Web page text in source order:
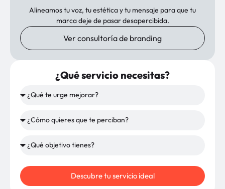
Alineamos tu voz, tu estética y tu mensaje para que tu
marca deje de pasar desapercibida.
Ver consultoría de branding
¿Qué servicio necesitas?
Descubre tu servicio ideal